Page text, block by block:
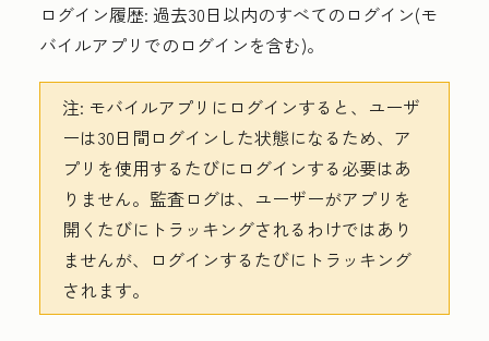
ログイン履歴: 過去30日以内のすべてのログイン(モ
バイルアプリでのログインを含む)。
注: モバイルアプリにログインすると、ユーザ
ーは30日間ログインした状態になるため、ア
プリを使用するたびにログインする必要はあ
りません。監査ログは、ユーザーがアプリを
開くたびにトラッキングされるわけではあり
ませんが、ログインするたびにトラッキング
されます。